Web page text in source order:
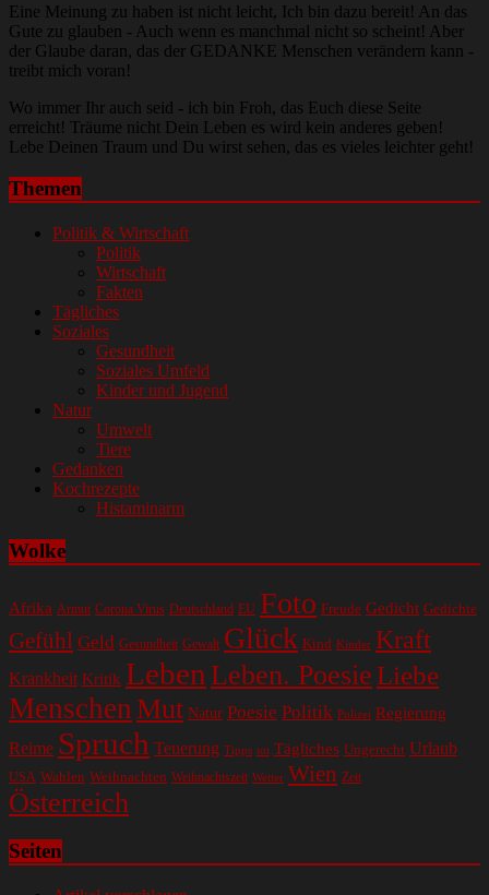
Eine Meinung zu haben ist nicht leicht, Ich bin dazu bereit! An das
Gute zu glauben - Auch wenn es manchmal nicht so scheint! Aber
der Glaube daran, das der GEDANKE Menschen verändern kann -
treibt mich voran!
Wo immer Ihr auch seid - ich bin Froh, das Euch diese Seite
erreicht! Träume nicht Dein Leben es wird kein anderes geben!
Lebe Deinen Traum und Du wirst sehen, das es vieles leichter geht!
Themen
Politik & Wirtschaft
Politik
Wirtschaft
Fakten
Tägliches
Soziales
Gesundheit
Soziales Umfeld
Kinder und Jugend
Natur
Umwelt
Tiere
Gedanken
Kochrezepte
Histaminarm
Wolke
Afrika Armut Corona Virus Deutschland EU Foto Freude Gedicht Gedichte
Gefühl Geld Gesundheit Gewalt Glück Kind Kinder Kraft
Krankheit Kritik Leben Leben. Poesie Liebe
Menschen Mut Natur Poesie Politik Polizei Regierung
Reime Spruch Teuerung Tipps tot Tägliches Ungerecht Urlaub
USA Wahlen Weihnachten Weihnachtszeit Wetter Wien Zeit
Österreich
Seiten